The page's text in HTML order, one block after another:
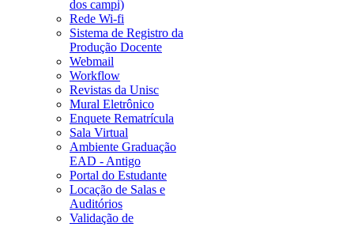
dos campi)
Rede Wi-fi
Sistema de Registro da
Produção Docente
Webmail
Workflow
Revistas da Unisc
Mural Eletrônico
Enquete Rematrícula
Sala Virtual
Ambiente Graduação
EAD - Antigo
Portal do Estudante
Locação de Salas e
Auditórios
Validação de